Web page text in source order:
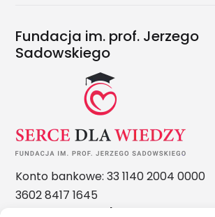
Fundacja im. prof. Jerzego
Sadowskiego
Konto bankowe: 33 1140 2004 0000
3602 8417 1645
Nasze nagrody